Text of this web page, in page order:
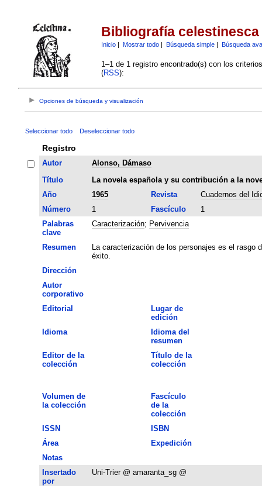
Bibliografía celestinesca
Inicio| Mostrar todo| Búsqueda simple| Búsqueda
1–1 de 1 registro encontrado(s) con los
(RSS):
Opciones de búsqueda y visualización
Seleccionar todo Deseleccionar todo
Registro
Autor
Alonso, Dámaso
Título
La novela española y su contribución a la
Año
1965 Revista
Cuadernos del
Número
1 Fascículo
1
Palabras
clave
Caracterización; Pervivencia
Resumen
La caracterización de los personajes es el rasgo
éxito.
Dirección
Autor
corporativo
Editorial
Lugar de
edición
Idioma
Idioma del
resumen
Editor de la
colección
Título de la
colección
Volumen de
la colección
Fascículo
de la
colección
ISSN
ISBN
Área
Expedición
Notas
Insertado
por
Uni-Trier @ amaranta_sg @